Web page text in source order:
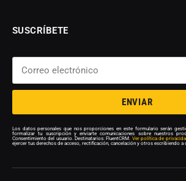
SUSCRÍBETE
ENVIAR
Los datos personales que nos proporciones en este formulario serán
formalizar tu suscripción y enviarte comunicaciones sobre nuestros
Consentimiento del usuario. Destinatarios: FluentCRM. Ver política de
ejercer tus derechos de acceso, rectificación, cancelación y otros escribiendo